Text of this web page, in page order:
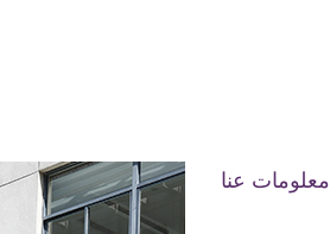
معلومات عنا